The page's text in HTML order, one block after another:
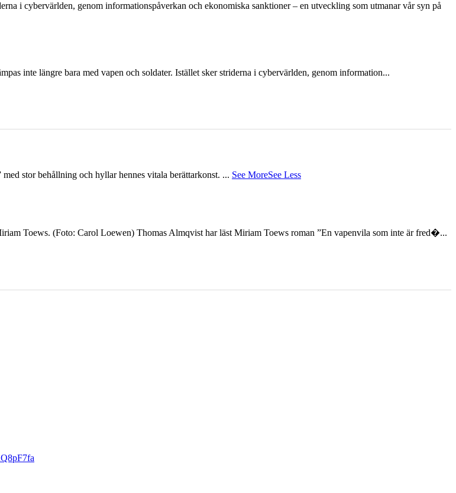
i cybervärlden, genom informationspåverkan och ekonomiska sanktioner – en utveckling som utmanar vår syn på
inte längre bara med vapen och soldater. Istället sker striderna i cybervärlden, genom information...
stor behållning och hyllar hennes vitala berättarkonst. ... See MoreSee Less
Toews. (Foto: Carol Loewen) Thomas Almqvist har läst Miriam Toews roman ”En vapenvila som inte är fred�...